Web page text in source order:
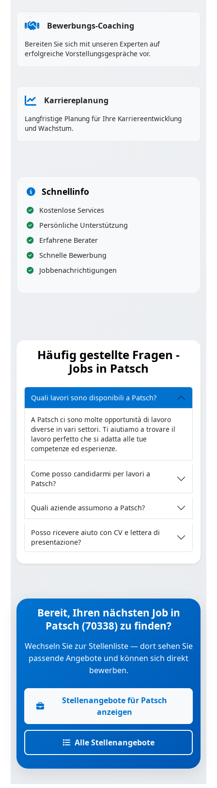
Bewerbungs-Coaching
Bereiten Sie sich mit unseren Experten auf
erfolgreiche Vorstellungsgespräche vor.
Karriereplanung
Langfristige Planung für Ihre Karriereentwicklung
und Wachstum.
Schnellinfo
Kostenlose Services
Persönliche Unterstützung
Erfahrene Berater
Schnelle Bewerbung
Jobbenachrichtigungen
Häufig gestellte Fragen -
Jobs in Patsch
Quali lavori sono disponibili a Patsch?
A Patsch ci sono molte opportunità di lavoro
diverse in vari settori. Ti aiutiamo a trovare il
lavoro perfetto che si adatta alle tue
competenze ed esperienze.
Come posso candidarmi per lavori a
Patsch?
Quali aziende assumono a Patsch?
Posso ricevere aiuto con CV e lettera di
presentazione?
Bereit, Ihren nächsten Job in
Patsch (70338) zu finden?
Wechseln Sie zur Stellenliste — dort sehen Sie
passende Angebote und können sich direkt
bewerben.
Stellenangebote für Patsch
anzeigen
Alle Stellenangebote